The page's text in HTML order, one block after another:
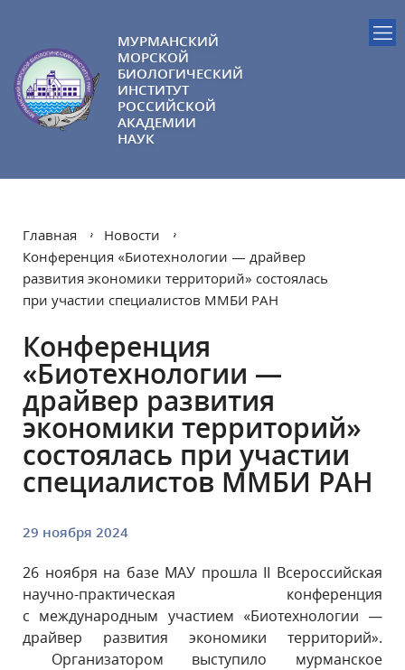
МУРМАНСКИЙ
МОРСКОЙ
БИОЛОГИЧЕСКИЙ
ИНСТИТУТ
РОССИЙСКОЙ
АКАДЕМИИ
НАУК
Главная
Новости
Конференция «Биотехнологии — драйвер
развития экономики территорий» состоялась
при участии специалистов ММБИ РАН
Конференция
«Биотехнологии —
драйвер развития
экономики территорий»
состоялась при участии
специалистов ММБИ РАН
29 ноября 2024
26 ноября на базе МАУ прошла II Всероссийская
научно-практическая конференция
с международным участием «Биотехнологии —
драйвер развития экономики территорий».
Организатором выступило мурманское